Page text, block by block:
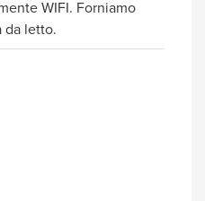
WIFI. Forniamo
da letto.